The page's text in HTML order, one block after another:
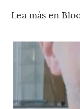
Lea más en